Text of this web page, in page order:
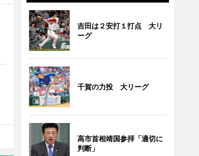
吉田は２安打１打点 大リ
ーグ
千賀の力投 大リーグ
高市首相靖国参拝「適切に
判断」